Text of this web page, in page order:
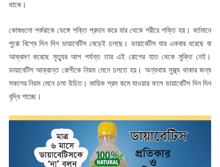
থাকে।
কোষগুলো শর্করাকে ভেঙ্গে শক্তি প্রদান করে যার থেকে শরীরে শক্তি হয়। বর্তমানে
পুরো বিশ্বে দিন দিন ডায়াবেটিস বেড়েই চলছে। ডায়াবেটিস যার একবার ধরেছে বা
আক্রমণ করেছে মৃত্যুর আগ পর্যন্ত তার এই রোগের হাত থেকে মুক্তি নেই।
ডায়াবেটিস আক্রান্ত রোগীকে নিয়ম মেনে চলতে হয়। অন্যথায় সুস্থ্য থাকার জন্য
সকলের নিয়ম মেনে চলা উচিত। কায়িক শ্রম কমে যাওয়ার ফলে ডায়াবেটিস দিন দিন
বৃদ্ধি পাচ্ছে।